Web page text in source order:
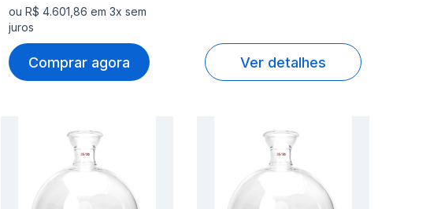
ou R$ 4.601,86 em 3x sem
juros
Comprar agora Ver detalhes
Adicionar
lista
Adicionar
Adicionar
lista
Adicionar